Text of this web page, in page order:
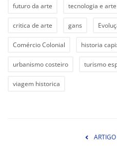
futuro da arte tecnologia e arte
critica de arte gans
Comércio Colonial historia
urbanismo costeiro turismo
viagem historica